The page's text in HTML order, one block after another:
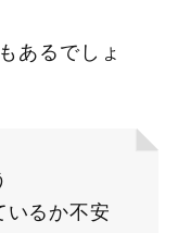
あるでしょ
いるか不安